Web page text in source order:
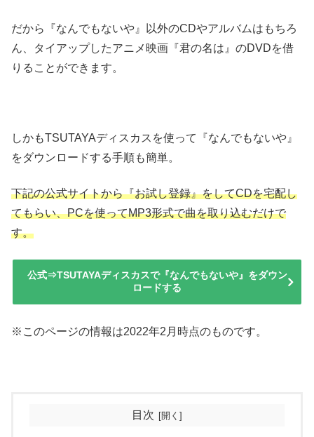
だから『なんでもないや』以外のCDやアルバムはもちろ
ん、タイアップしたアニメ映画『君の名は』のDVDを借
りることができます。
しかもTSUTAYAディスカスを使って『なんでもないや』
をダウンロードする手順も簡単。
下記の公式サイトから『お試し登録』をしてCDを宅配し
てもらい、PCを使ってMP3形式で曲を取り込むだけで
す。
公式⇒TSUTAYAディスカスで『なんでもないや』をダウン
ロードする
※このページの情報は2022年2月時点のものです。
目次